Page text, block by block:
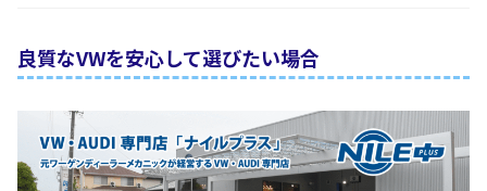
良質なVWを安心して選びたい場合